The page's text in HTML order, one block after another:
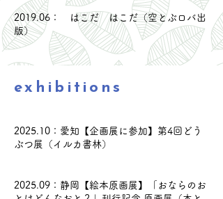
2019.06： はこだ はこだ（空とぶロバ出
版）
exhibitions
​2025.10：愛知【企画展に参加】第4回どう
ぶつ展（イルカ書林）
​2025.09：静岡【絵本原画展】「おならのお